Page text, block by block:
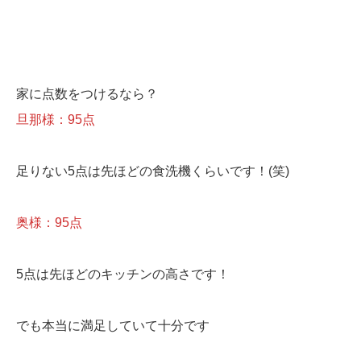
家に点数をつけるなら？
旦那様： 95点
足りない5点は先ほどの食洗機くらいです！(笑)
奥様： 95点
5点は先ほどのキッチンの高さです！
でも本当に満足していて十分です